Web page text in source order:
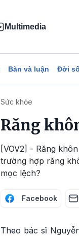
Multimedia
Bàn và luận Đời
Sức khỏe
Răng
[VOV2] - Răng
trường hợp răng
mọc lệch?
Facebook
Theo bác sĩ